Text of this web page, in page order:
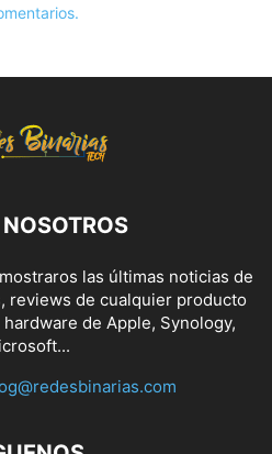
las últimas noticias de
reviews de cualquier producto
de Apple, Synology,